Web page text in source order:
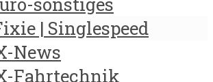
| Singlespeed
News
Fahrtechnik